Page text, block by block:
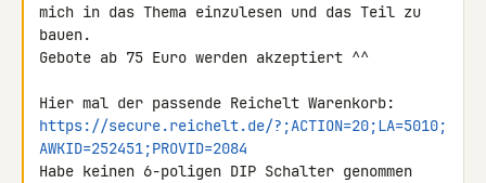
mich in das Thema einzulesen und das Teil zu
bauen.
Gebote ab 75 Euro werden akzeptiert ^^
https://secure.reichelt.de/?;ACTION=20;LA=5010;
AWKID=252451;PROVID=2084
Habe keinen 6-poligen DIP Schalter genommen